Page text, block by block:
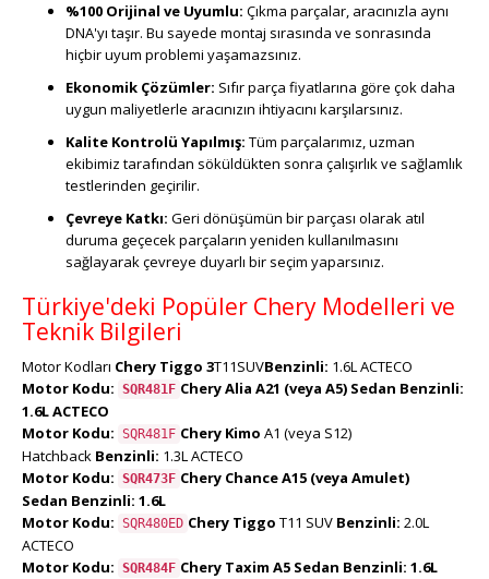
%100 Orijinal ve Uyumlu: Çıkma parçalar, aracınızla aynı
DNA'yı taşır. Bu sayede montaj sırasında ve sonrasında
hiçbir uyum problemi yaşamazsınız.
Ekonomik Çözümler: Sıfır parça fiyatlarına göre çok daha
uygun maliyetlerle aracınızın ihtiyacını karşılarsınız.
Kalite Kontrolü Yapılmış: Tüm parçalarımız, uzman
ekibimiz tarafından söküldükten sonra çalışırlık ve sağlamlık
testlerinden geçirilir.
Çevreye Katkı: Geri dönüşümün bir parçası olarak atıl
duruma geçecek parçaların yeniden kullanılmasını
sağlayarak çevreye duyarlı bir seçim yaparsınız.
Türkiye'deki Popüler Chery Modelleri ve
Teknik Bilgileri
Motor Kodları Chery Tiggo 3T11SUVBenzinli: 1.6L ACTECO
Motor Kodu: SQR481F Chery Alia A21 (veya A5) Sedan Benzinli:
1.6L ACTECO
Motor Kodu: SQR481F Chery Kimo A1 (veya S12)
Hatchback Benzinli: 1.3L ACTECO
Motor Kodu: SQR473F Chery ChanceA15 (veya Amulet)
Sedan Benzinli: 1.6L
Motor Kodu: SQR480ED Chery Tiggo T11 SUV Benzinli: 2.0L
ACTECO
Motor Kodu: SQR484F Chery Taxim A5 Sedan Benzinli: 1.6L